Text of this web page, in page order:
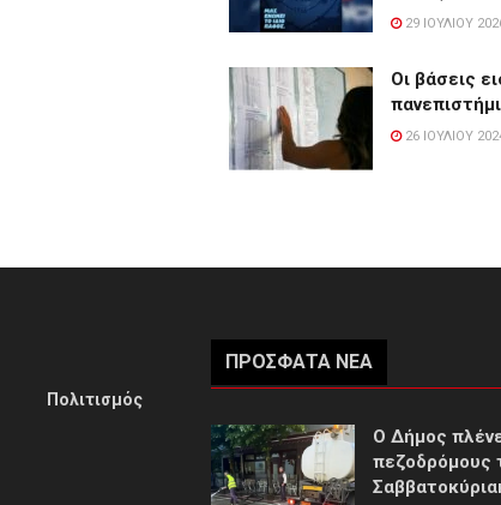
29 ΙΟΥΛΊΟΥ
Οι βάσεις
26 ΙΟΥΛΊΟΥ
Πολιτισμός
ΠΡΌΣΦΑΤΑ ΝΈΑ
Ο Δήμος
πεζοδρόμους